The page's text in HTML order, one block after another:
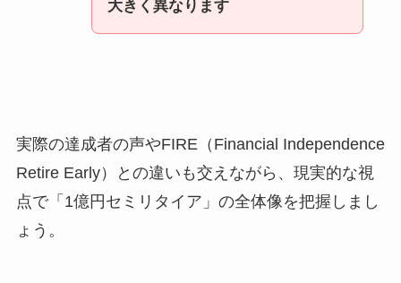
大きく異なります
実際の達成者の声やFIRE（Financial Independence
Retire Early）との違いも交えながら、現実的な視
点で「1億円セミリタイア」の全体像を把握しまし
ょう。